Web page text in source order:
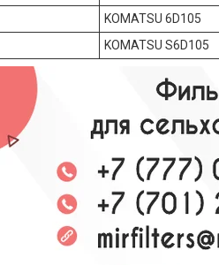
KOMATSU 6D105
KOMATSU S6D105